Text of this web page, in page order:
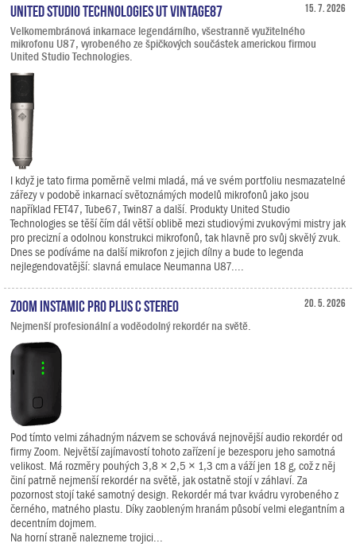
15. 7. 2026
United Studio Technologies UT Vintage87
Velkomembránová inkarnace legendárního, všestranně využitelného
mikrofonu U87, vyrobeného ze špičkových součástek americkou firmou
United Studio Technologies.
I když je tato firma poměrně velmi mladá, má ve svém portfoliu nesmazatelné
zářezy v podobě inkarnací světoznámých modelů mikrofonů jako jsou
například FET47, Tube67, Twin87 a další. Produkty United Studio
Technologies se těší čím dál větší oblibě mezi studiovými zvukovými mistry jak
pro precizní a odolnou konstrukci mikrofonů, tak hlavně pro svůj skvělý zvuk.
Dnes se podíváme na další mikrofon z jejich dílny a bude to legenda
nejlegendovatější: slavná emulace Neumanna U87....
20. 5. 2026
Zoom Instamic Pro Plus C Stereo
Nejmenší profesionální a voděodolný rekordér na světě.
Pod tímto velmi záhadným názvem se schovává nejnovější audio rekordér od
firmy Zoom. Největší zajímavostí tohoto zařízení je bezesporu jeho samotná
velikost. Má rozměry pouhých 3,8 × 2,5 × 1,3 cm a váží jen 18 g, což z něj
činí patrně nejmenší rekordér na světě, jak ostatně stojí v záhlaví. Za
pozornost stojí také samotný design. Rekordér má tvar kvádru vyrobeného z
černého, matného plastu. Díky zaobleným hranám působí velmi elegantním a
decentním dojmem.
Na horní straně nalezneme trojici...